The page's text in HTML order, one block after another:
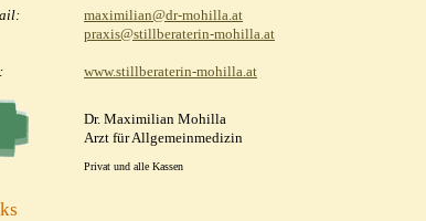
maximilian@dr-mohilla.at
praxis@stillberaterin-mohilla.at
www.stillberaterin-mohilla.at
Dr. Maximilian Mohilla
Arzt für Allgemeinmedizin
Privat und alle Kassen